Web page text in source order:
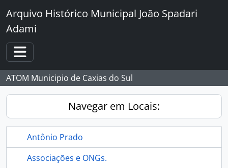
Skip to main content
Arquivo Histórico Municipal João Spadari
Adami
Toggle navigation
ATOM Municipio de Caxias do Sul
Navegar em Locais:
Antônio Prado
Associações e ONGs.